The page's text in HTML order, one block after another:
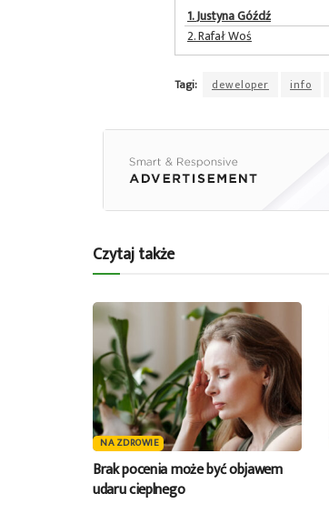
dźwiękowych
1.Justyna Góźdź
2.Rafał Woś
Tagi: deweloper info
Czytaj także
NA ZDROWIE
Brak pocenia może być objawem
udaru cieplnego